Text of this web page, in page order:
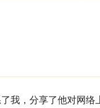
我，分享了他对网